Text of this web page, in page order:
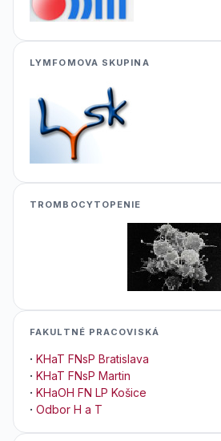
LYMFOMOVA SKUPINA
TROMBOCYTOPENIE
FAKULTNÉ PRACOVISKÁ
· KHaT FNsP Bratislava
· KHaT FNsP Martin
· KHaOH FN LP Košice
· Odbor H a T